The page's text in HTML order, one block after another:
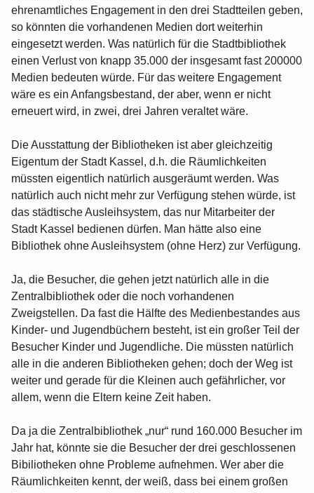
ehrenamtliches Engagement in den drei Stadtteilen geben,
so könnten die vorhandenen Medien dort weiterhin
eingesetzt werden. Was natürlich für die Stadtbibliothek
einen Verlust von knapp 35.000 der insgesamt fast 200000
Medien bedeuten würde. Für das weitere Engagement
wäre es ein Anfangsbestand, der aber, wenn er nicht
erneuert wird, in zwei, drei Jahren veraltet wäre.
Die Ausstattung der Bibliotheken ist aber gleichzeitig
Eigentum der Stadt Kassel, d.h. die Räumlichkeiten
müssten eigentlich natürlich ausgeräumt werden. Was
natürlich auch nicht mehr zur Verfügung stehen würde, ist
das städtische Ausleihsystem, das nur Mitarbeiter der
Stadt Kassel bedienen dürfen. Man hätte also eine
Bibliothek ohne Ausleihsystem (ohne Herz) zur Verfügung.
Ja, die Besucher, die gehen jetzt natürlich alle in die
Zentralbibliothek oder die noch vorhandenen
Zweigstellen. Da fast die Hälfte des Medienbestandes aus
Kinder- und Jugendbüchern besteht, ist ein großer Teil der
Besucher Kinder und Jugendliche. Die müssten natürlich
alle in die anderen Bibliotheken gehen; doch der Weg ist
weiter und gerade für die Kleinen auch gefährlicher, vor
allem, wenn die Eltern keine Zeit haben.
Da ja die Zentralbibliothek „nur“ rund 160.000 Besucher im
Jahr hat, könnte sie die Besucher der drei geschlossenen
Bibiliotheken ohne Probleme aufnehmen. Wer aber die
Räumlichkeiten kennt, der weiß, dass bei einem großen